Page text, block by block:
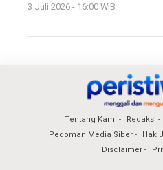
3 Juli 2026 - 16:00 WIB
Tentang Kami Redaksi
Pedoman Media Siber
Hak
Disclaimer